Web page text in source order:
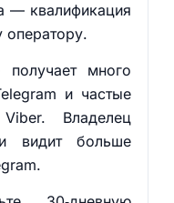
— квалификация
оператору.
много
и частые
Владелец
видит больше